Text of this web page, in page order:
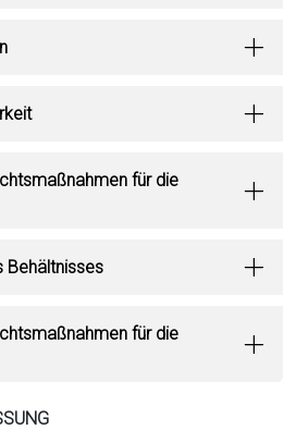
für die
Behältnisses
für die